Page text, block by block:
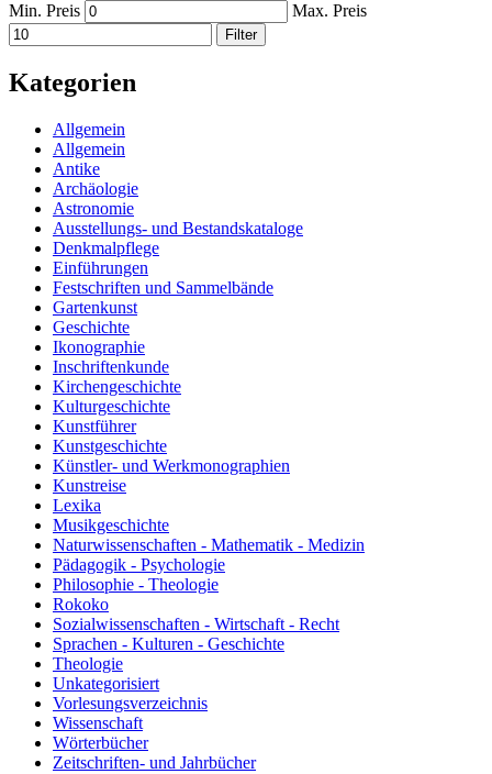
Min. Preis Max. Preis
Filter
Kategorien
Allgemein
Allgemein
Antike
Archäologie
Astronomie
Ausstellungs- und Bestandskataloge
Denkmalpflege
Einführungen
Festschriften und Sammelbände
Gartenkunst
Geschichte
Ikonographie
Inschriftenkunde
Kirchengeschichte
Kulturgeschichte
Kunstführer
Kunstgeschichte
Künstler- und Werkmonographien
Kunstreise
Lexika
Musikgeschichte
Naturwissenschaften - Mathematik - Medizin
Pädagogik - Psychologie
Philosophie - Theologie
Rokoko
Sozialwissenschaften - Wirtschaft - Recht
Sprachen - Kulturen - Geschichte
Theologie
Unkategorisiert
Vorlesungsverzeichnis
Wissenschaft
Wörterbücher
Zeitschriften- und Jahrbücher